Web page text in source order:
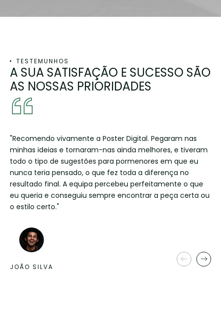
TESTEMUNHOS
A SUA SATISFAÇÃO E SUCESSO SÃO
AS NOSSAS PRIORIDADES
"Recomendo vivamente a Poster Digital. Pegaram nas
minhas ideias e tornaram-nas ainda melhores, e tiveram
todo o tipo de sugestões para pormenores em que eu
nunca teria pensado, o que fez toda a diferença no
resultado final. A equipa percebeu perfeitamente o que
eu queria e conseguiu sempre encontrar a peça certa ou
o estilo certo."
JOÃO SILVA
Boa tarde, Apenas para comunicar que já recebemos a
encomenda com os materiais. Estão de acordo com as
nossas expectativas. Muito obrigado pela sua
amabilidade, disponibilidade e pela prontidão.
MIGUEL A.
DENTISTA
"Estamos extremamente satisfeitos com os serviços da
Poster Digital. A qualidade e precisão na impressão em
grande formato em sublimação UV para os nossos stands
e materiais de marketing superaram as nossas
expectativas. Recomendamos vivamente os seus
serviços pela excelência e profissionalismo
demonstrados."
MARIA AMARAL
EMPRESÁRIA